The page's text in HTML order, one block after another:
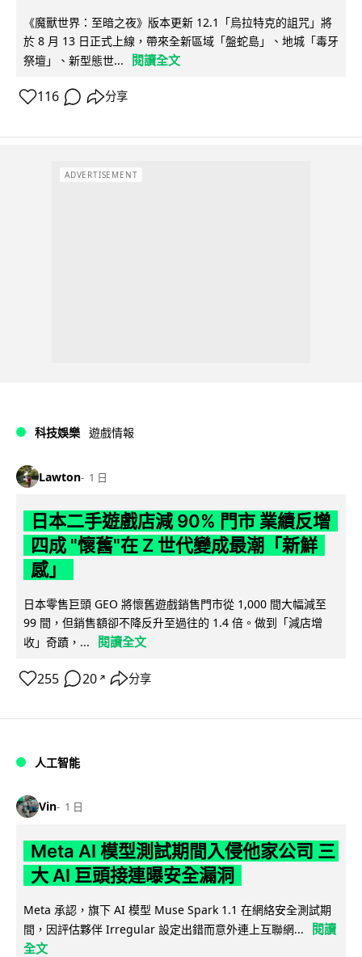
《魔獸世界：至暗之夜》版本更新 12.1「烏拉特克的詛咒」將
於 8 月 13 日正式上線，帶來全新區域「盤蛇島」、地城「毒牙
祭壇」、新型態世...
閱讀全文
116 分享
ADVERTISEMENT
科技娛樂 遊戲情報
Lawton 1 日
日本二手遊戲店減 90% 門市 業績反增
四成 "懷舊"在 Z 世代變成最潮「新鮮
感」
日本零售巨頭 GEO 將懷舊遊戲銷售門市從 1,000 間大幅減至
99 間，但銷售額卻不降反升至過往的 1.4 倍。做到「減店增
收」奇蹟，...
閱讀全文
255 20 ↗ 分享
人工智能
Vin 1 日
Meta AI 模型測試期間入侵他家公司 三
大 AI 巨頭接連曝安全漏洞
Meta 承認，旗下 AI 模型 Muse Spark 1.1 在網絡安全測試期
間，因評估夥伴 Irregular 設定出錯而意外連上互聯網...
閱讀
全文